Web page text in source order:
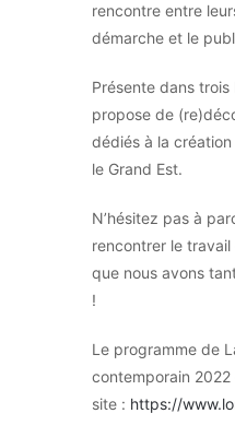
rencontre entre
démarche et le
Présente dans
propose de
dédiés à la
le Grand Est.
N’hésitez pas à
rencontrer le
que nous avons
!
Le programme de
contemporain
site : https://